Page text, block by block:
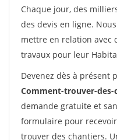
Chaque jour, des
des devis en ligne.
mettre en relation avec
travaux pour leur
Devenez dès à présent
Comment-trouver-des-
demande gratuite et
formulaire pour
trouver des chantiers.